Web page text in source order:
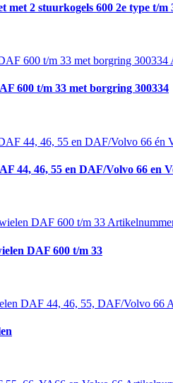
met 2 stuurkogels 600 2e type t/m
600 t/m 33 met borgring 300334
44, 46, 55 en DAF/Volvo 66 en
DAF 600 t/m 33